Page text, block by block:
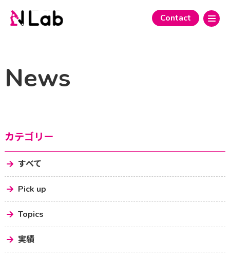
Contact
News
カテゴリー
すべて
Pick up
Topics
実績